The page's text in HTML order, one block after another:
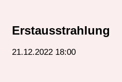
Erstausstrahlung
21.12.2022 18:00